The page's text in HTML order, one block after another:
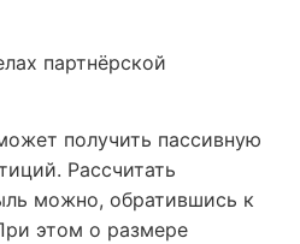
партнёрской
получить пассивную
Рассчитать
можно, обратившись к
этом о размере